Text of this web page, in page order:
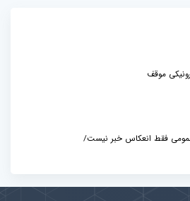
موقف
فقط انعکاس خبر نیست/